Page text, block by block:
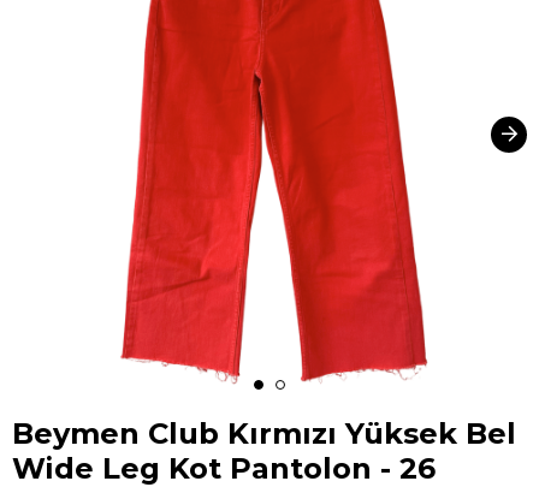
Beymen Club Kırmızı Yüksek Bel
Wide Leg Kot Pantolon - 26